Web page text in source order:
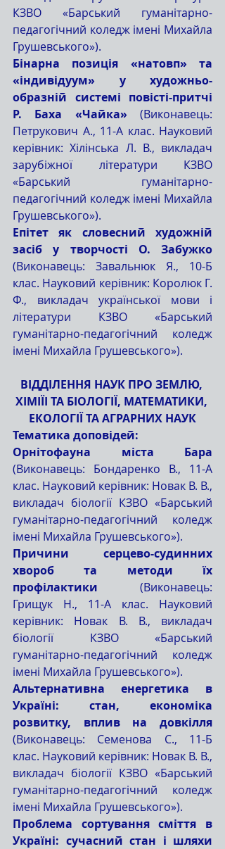
КЗВО «Барський гуманітарно-
педагогічний коледж імені Михайла
Грушевського»).
Бінарна позиція «натовп» та
«індивідуум» у художньо-
образній системі повісті-притчі
Р. Баха «Чайка» (Виконавець:
Петрукович А., 11-А клас. Науковий
керівник: Хілінська Л. В., викладач
зарубіжної літератури КЗВО
«Барський гуманітарно-
педагогічний коледж імені Михайла
Грушевського»).
Епітет як словесний художній
(Виконавець: Завальнюк Я., 10-Б
клас. Науковий керівник: Королюк Г.
Ф., викладач української мови і
літератури КЗВО «Барський
гуманітарно-педагогічний коледж
імені Михайла Грушевського»).
ВІДДІЛЕННЯ НАУК ПРО ЗЕМЛЮ,
ХІМІЇІ ТА БІОЛОГІЇ, МАТЕМАТИКИ,
ЕКОЛОГІЇ ТА АГРАРНИХ НАУК
Тематика доповідей:
Орнітофауна міста Бара
(Виконавець: Бондаренко В., 11-А
клас. Науковий керівник: Новак В. В.,
викладач біології КЗВО «Барський
гуманітарно-педагогічний коледж
імені Михайла Грушевського»).
Причини серцево-судинних
хвороб та методи їх
профілактики (Виконавець:
Грищук Н., 11-А клас. Науковий
керівник: Новак В. В., викладач
біології КЗВО «Барський
гуманітарно-педагогічний коледж
імені Михайла Грушевського»).
Альтернативна енергетика в
Україні: стан, економіка
(Виконавець: Семенова С., 11-Б
клас. Науковий керівник: Новак В. В.,
викладач біології КЗВО «Барський
гуманітарно-педагогічний коледж
імені Михайла Грушевського»).
Проблема сортування сміття в
Україні: сучасний стан і шляхи